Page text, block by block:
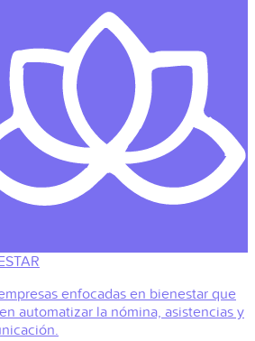
enfocadas en bienestar que
automatizar la nómina, asistencias y